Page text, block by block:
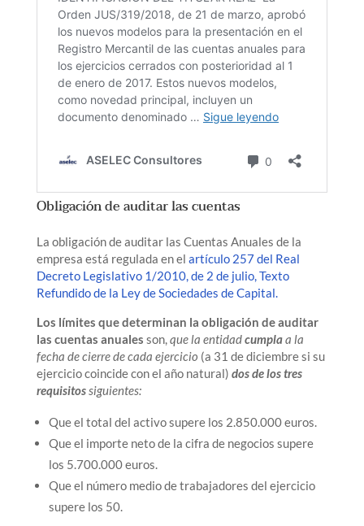
Obligación de auditar las cuentas
La obligación de auditar las Cuentas Anuales de la
empresa está regulada en el artículo 257 del Real
Decreto Legislativo 1/2010, de 2 de julio, Texto
Refundido de la Ley de Sociedades de Capital.
Los límites que determinan la obligación de auditar
las cuentas anuales son,que la entidadcumplaa la
fecha de cierre de cada ejercicio (a 31 de diciembre si su
ejercicio coincide con el año natural) dos de los tres
requisitossiguientes:
Que el total del activo supere los 2.850.000 euros.
Que el importe neto de la cifra de negocios supere
los 5.700.000 euros.
Que el número medio de trabajadores del ejercicio
supere los 50.